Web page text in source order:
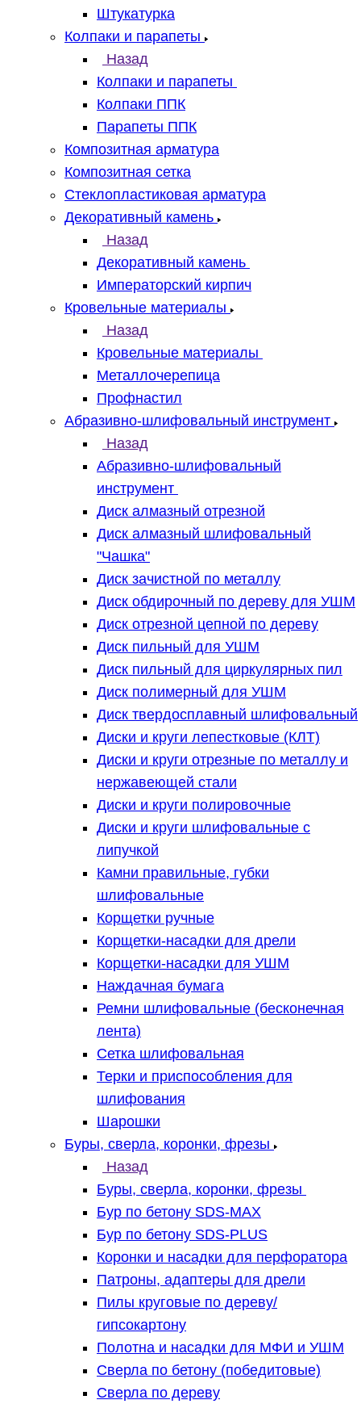
Штукатурка
Колпаки и парапеты
Назад
Колпаки и парапеты
Колпаки ППК
Парапеты ППК
Композитная арматура
Композитная сетка
Стеклопластиковая арматура
Декоративный камень
Назад
Декоративный камень
Императорский кирпич
Кровельные материалы
Назад
Кровельные материалы
Металлочерепица
Профнастил
Абразивно-шлифовальный инструмент
Назад
Абразивно-шлифовальный
инструмент
Диск алмазный отрезной
Диск алмазный шлифовальный
"Чашка"
Диск зачистной по металлу
Диск обдирочный по дереву для УШМ
Диск отрезной цепной по дереву
Диск пильный для УШМ
Диск пильный для циркулярных пил
Диск полимерный для УШМ
Диск твердосплавный шлифовальный
Диски и круги лепестковые (КЛТ)
Диски и круги отрезные по металлу и
нержавеющей стали
Диски и круги полировочные
Диски и круги шлифовальные с
липучкой
Камни правильные, губки
шлифовальные
Корщетки ручные
Корщетки-насадки для дрели
Корщетки-насадки для УШМ
Наждачная бумага
Ремни шлифовальные (бесконечная
лента)
Сетка шлифовальная
Терки и приспособления для
шлифования
Шарошки
Буры, сверла, коронки, фрезы
Назад
Буры, сверла, коронки, фрезы
Бур по бетону SDS-MAX
Бур по бетону SDS-PLUS
Коронки и насадки для перфоратора
Патроны, адаптеры для дрели
Пилы круговые по дереву/
гипсокартону
Полотна и насадки для МФИ и УШМ
Сверла по бетону (победитовые)
Сверла по дереву